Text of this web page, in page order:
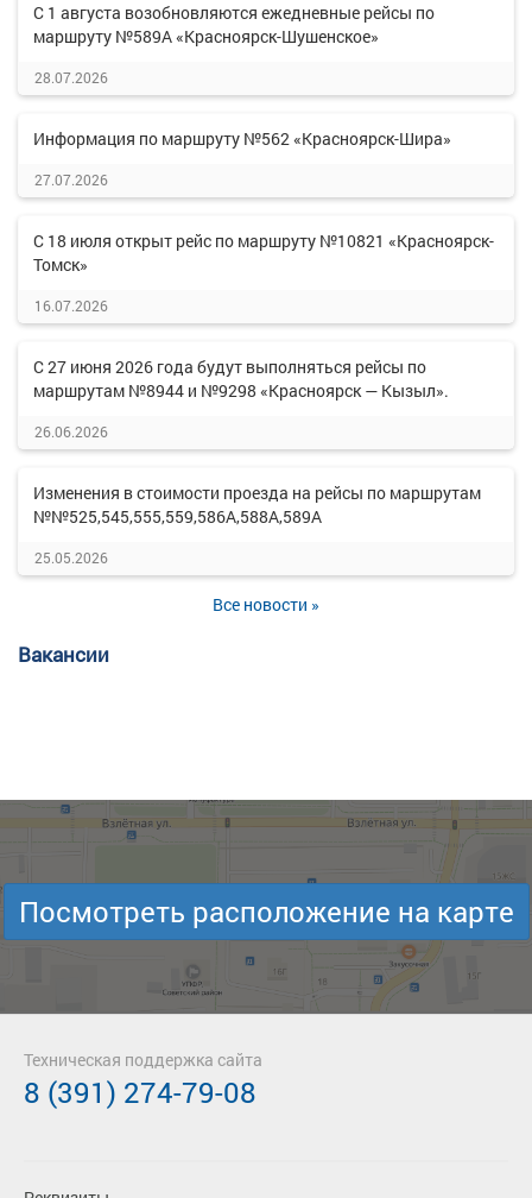
С 1 августа возобновляются ежедневные рейсы по
маршруту №589А «Красноярск-Шушенское»
28.07.2026
Информация по маршруту №562 «Красноярск-Шира»
27.07.2026
С 18 июля открыт рейс по маршруту №10821 «Красноярск-
Томск»
16.07.2026
С 27 июня 2026 года будут выполняться рейсы по
маршрутам №8944 и №9298 «Красноярск — Кызыл».
26.06.2026
Изменения в стоимости проезда на рейсы по маршрутам
№№525,545,555,559,586А,588А,589А
25.05.2026
Все новости »
Вакансии
Посмотреть расположение на карте
Техническая поддержка сайта
8 (391) 274-79-08